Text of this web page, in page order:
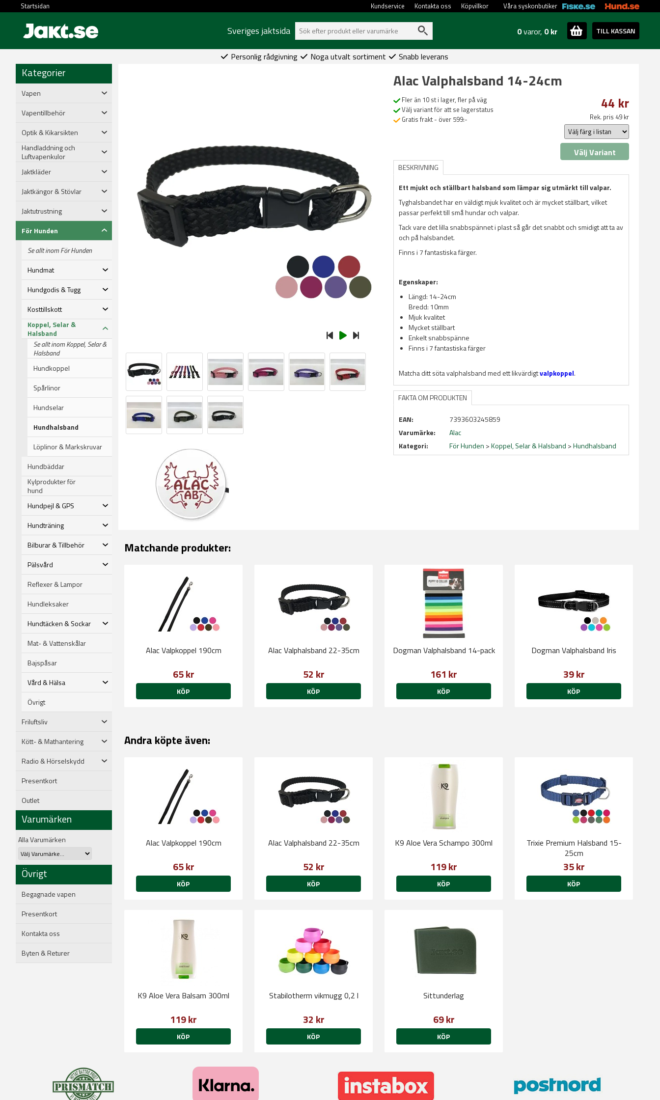
Startsidan Våra syskonbutiker
Köpvillkor
Kontakta oss
Kundservice
Sveriges jaktsida 0varor, 0 kr TILL KASSAN
Personlig rådgivning Noga utvalt sortiment Snabb leverans
Kategorier
Vapen
Vapentillbehör
Optik & Kikarsikten
Handladdning och
Luftvapenkulor
Jaktkläder
Jaktkängor & Stövlar
Jaktutrustning
För Hunden
Se allt inom För Hunden
Hundmat
Hundgodis & Tugg
Kosttillskott
Koppel, Selar &
Halsband
Se allt inom Koppel, Selar &
Halsband
Hundkoppel
Spårlinor
Hundselar
Hundhalsband
Löplinor & Markskruvar
Hundbäddar
Kylprodukter för
hund
Hundpejl & GPS
Hundträning
Bilburar & Tillbehör
Pälsvård
Reflexer & Lampor
Hundleksaker
Hundtäcken & Sockar
Mat- & Vattenskålar
Bajspåsar
Vård & Hälsa
Övrigt
Friluftsliv
Kött- & Mathantering
Radio & Hörselskydd
Presentkort
Outlet
Varumärken
Alla Varumärken
Övrigt
Begagnade vapen
Presentkort
Kontakta oss
Byten & Returer
Alac Valphalsband 14-24cm
Fler än 10 st i lager, fler på väg
Välj variant för att se lagerstatus
Gratis frakt - över 599:-
44 kr
Rek. pris 49 kr
Välj Variant
BESKRIVNING
Ett mjukt och ställbart halsband som lämpar sig utmärkt till valpar.
Tyghalsbandet har en väldigt mjuk kvalitet och är mycket ställbart, vilket
passar perfekt till små hundar och valpar.
Tack vare det lilla snabbspännet i plast så går det snabbt och smidigt att ta av
och på halsbandet.
Finns i 7 fantastiska färger.
Egenskaper:
Längd: 14-24cm
Bredd: 10mm
Mjuk kvalitet
Mycket ställbart
Enkelt snabbspänne
Finns i 7 fantastiska färger
Matcha ditt söta valphalsband med ett likvärdigtvalpkoppel.
FAKTA OM PRODUKTEN
EAN:
7393603245859
Varumärke:
Alac
Kategori:
För Hunden >Koppel, Selar & Halsband >Hundhalsband
Matchande produkter:
Alac Valpkoppel 190cm
65 kr
KÖP
Alac Valphalsband 22-35cm
52 kr
KÖP
Dogman Valphalsband 14-pack
161 kr
KÖP
Dogman Valphalsband Iris
39 kr
KÖP
Andra köpte även:
Alac Valpkoppel 190cm
65 kr
KÖP
Alac Valphalsband 22-35cm
52 kr
KÖP
K9 Aloe Vera Schampo 300ml
119 kr
KÖP
Trixie Premium Halsband 15-
25cm
35 kr
KÖP
K9 Aloe Vera Balsam 300ml
119 kr
KÖP
Stabilotherm vikmugg 0,2 l
32 kr
KÖP
Sittunderlag
69 kr
KÖP